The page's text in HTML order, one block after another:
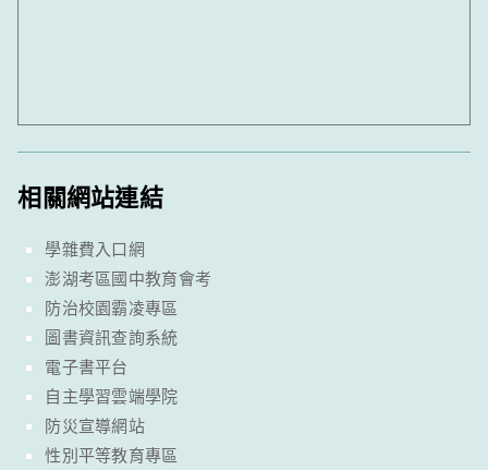
相關網站連結
學雜費入口網
澎湖考區國中教育會考
防治校園霸凌專區
圖書資訊查詢系統
電子書平台
自主學習雲端學院
防災宣導網站
性別平等教育專區